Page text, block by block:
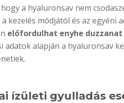
a hyaluronsav nem
kezelés módjától és az egyéni
előfordulhat enyhe
alapján a hyaluronsav
ízületi gyulladás